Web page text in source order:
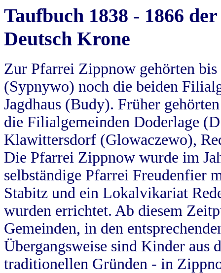
Taufbuch 1838 - 1866
Deutsch Krone
Zur Pfarrei Zippnow gehörten
(Sypnywo) noch die beiden
Jagdhaus (Budy). Früher
die Filialgemeinden Doderlage
Klawittersdorf (Glowaczewo),
Die Pfarrei Zippnow wurde im
selbständige Pfarrei Freudenfier
Stabitz und ein Lokalvikariat
wurden errichtet. Ab diesem
Gemeinden, in den
Übergangsweise sind Kinder aus
traditionellen Gründen - in